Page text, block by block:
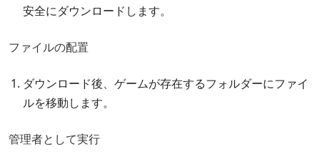
安全にダウンロードします。
ファイルの配置
ダウンロード後、ゲームが存在するフォルダーにファイ
ルを移動します。
管理者として実行